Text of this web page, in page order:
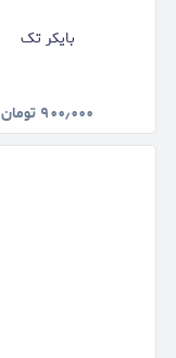
بایکر تک
۹۰۰٫۰۰۰ تومان